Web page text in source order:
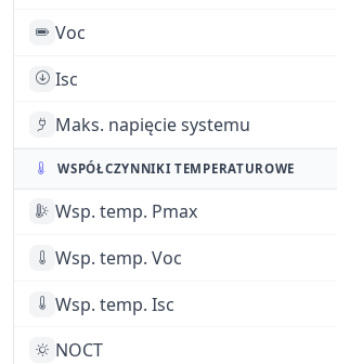
Voc
Isc
Maks. napięcie systemu
WSPÓŁCZYNNIKI TEMPERATUROWE
Wsp. temp. Pmax
Wsp. temp. Voc
Wsp. temp. Isc
NOCT